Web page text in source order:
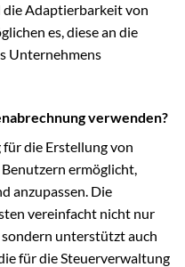
Adaptierbarkeit von
es, diese an die
Unternehmens
verwenden?
für die Erstellung von
ermöglicht,
anzupassen. Die
vereinfacht nicht nur
sondern unterstützt auch
für die Steuerverwaltung